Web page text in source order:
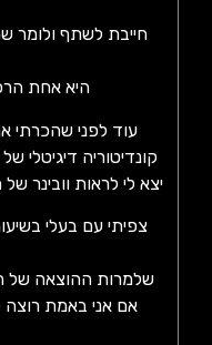
חייבת לשתף ולומר
היא אחת
עוד לפני שהכרתי
קונדיטוריה דיגיטלי
יצא לי לראות וובינר
צפיתי עם בעלי
שלמרות ההוצאה של
אם אני באמת